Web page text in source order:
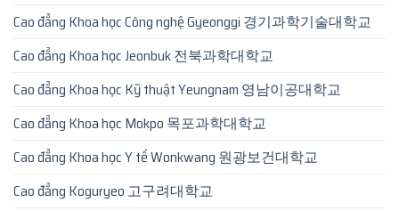
Cao đẳng Khoa học Công nghệ Gyeonggi 경기과학기술대학교
Cao đẳng Khoa học Jeonbuk 전북과학대학교
Cao đẳng Khoa học Kỹ thuật Yeungnam 영남이공대학교
Cao đẳng Khoa học Mokpo 목포과학대학교
Cao đẳng Khoa học Y tế Wonkwang 원광보건대학교
Cao đẳng Koguryeo 고구려대학교